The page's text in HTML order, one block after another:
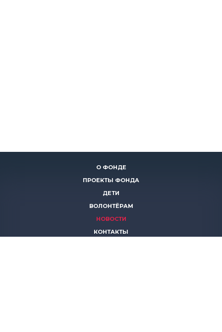
О ФОНДЕ
ПРОЕКТЫ ФОНДА
ДЕТИ
ВОЛОНТЁРАМ
НОВОСТИ
КОНТАКТЫ